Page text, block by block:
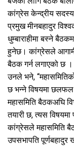
कांग्रेस केन्द्रीय सदस्य
प्रमुख मीनबहादुर
धुम्बाराहीमा बस्ने
हुनेछ। कांग्रेसले
बैठक गर्न लगाएको छ ।
उनले भने,
छ भन्ने विषयमा छलफल
महासमिति बैठकअघि
तयारी छ, त्यस
कांग्रेसले महासमिति
उपसभापति